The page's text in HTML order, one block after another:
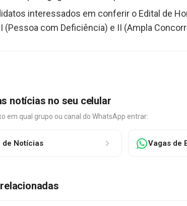
interessados em conferir o Edital de
(Pessoa com Deficiência) e II (Ampla
notícias no seu celular
em qual grupo ou canal do WhatsApp entrar:
de Notícias Vagas de